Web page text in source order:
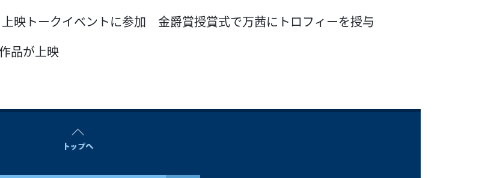
映トークイベントに参加 金爵賞授賞式で万茜にトロフィーを授与
品が上映